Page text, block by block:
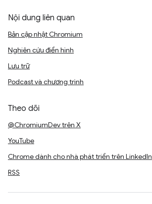
Nội dung liên quan
Bản cập nhật Chromium
Nghiên cứu điển hình
Lưu trữ
Podcast và chương trình
Theo dõi
@ChromiumDev trên X
YouTube
Chrome dành cho nhà phát triển trên LinkedIn
RSS